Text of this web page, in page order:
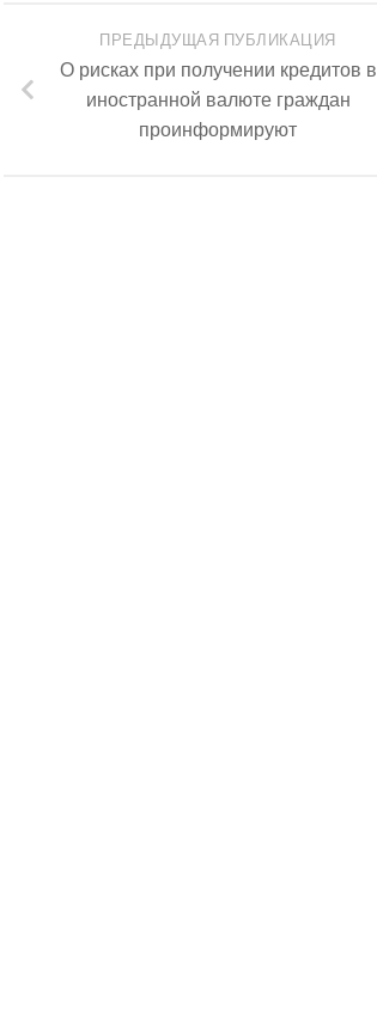
ПРЕДЫДУЩАЯ ПУБЛИКАЦИЯ
О рисках при получении кредитов в
иностранной валюте граждан
проинформируют